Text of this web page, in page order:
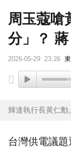
周玉蔻嗆
分」？
2026-05-29 23:26
輝達執行長黃仁勳
台灣供電議題